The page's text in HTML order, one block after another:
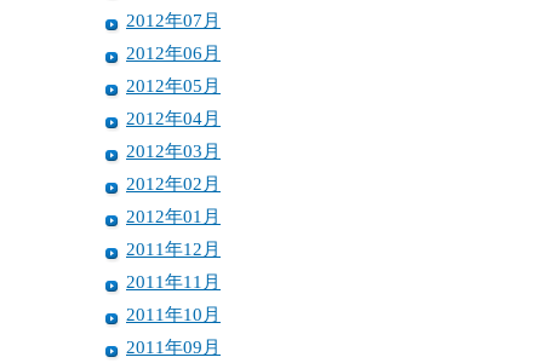
2012年07月
2012年06月
2012年05月
2012年04月
2012年03月
2012年02月
2012年01月
2011年12月
2011年11月
2011年10月
2011年09月